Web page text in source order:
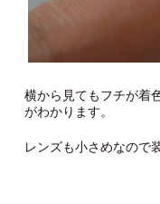
横から見てもフチが着
がわかります。
レンズも小さめなので